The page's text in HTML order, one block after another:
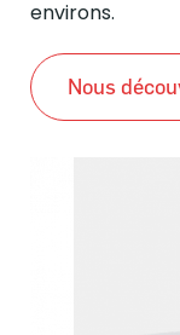
environs.
Nous